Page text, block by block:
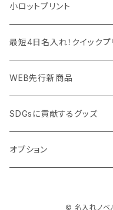
モバイル周辺グッズ
PC周辺グッズ
マスク・フェイスシールド
測定・測量用品
加湿器・オゾン発生器
ウイルス対策消耗品
ウイルス対策備品
ドリンクフェア
ボトル・タンブラー
ポーチ・巾着
タオル・ブランケット
その他雑貨品
エンタメグッズ・イベント会
ご当地グッズ・オリジナルお
フルカラー印刷ノベルティ
予算消化・備品におすすめグ
展示会・説明会ノベルティ
小ロットプリント
最短4日名入れ！クイックプ
クイック印刷対応トートバッ
クイック印刷対応ポーチ・巾
クイック印刷対応ボトル
WEB先行新商品
SDGsに貢献するグッズ
オプション
© 名入れノベ